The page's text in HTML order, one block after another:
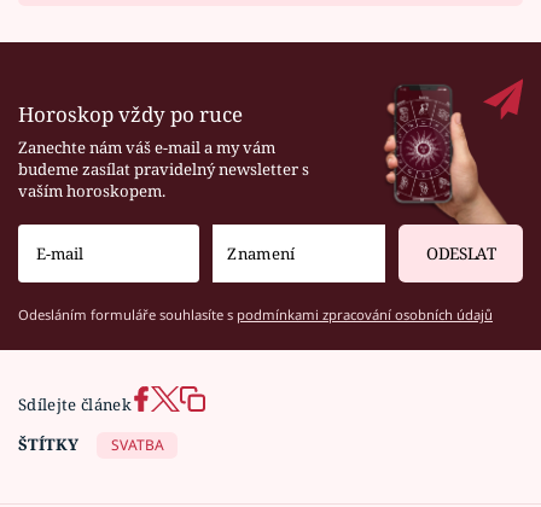
Horoskop vždy po ruce
Zanechte nám váš e-mail a my vám
budeme zasílat pravidelný newsletter s
vaším horoskopem.
ODESLAT
Odesláním formuláře souhlasíte s podmínkami zpracování osobních údajů
Sdílejte článek
ŠTÍTKY
SVATBA